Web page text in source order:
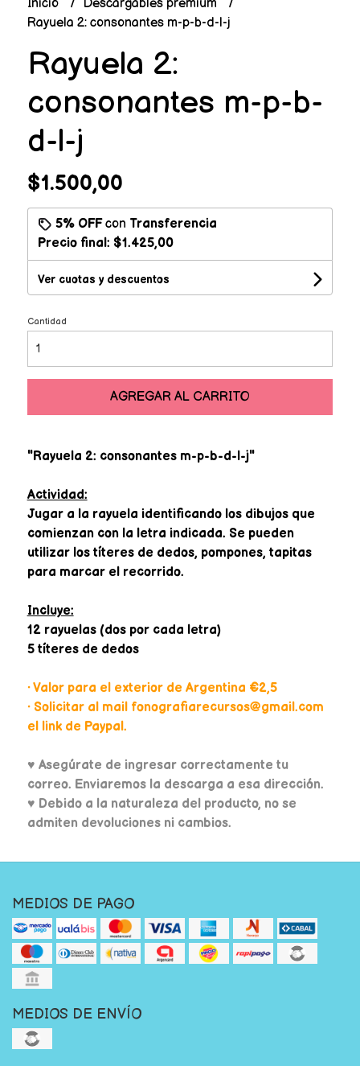
Inicio
Descargables premium
Rayuela 2: consonantes m-p-b-d-l-j
Rayuela 2:
consonantes m-p-b-
d-l-j
$1.500,00
5% OFFcon Transferencia
Precio final: $1.425,00
Ver cuotas y descuentos
Cantidad
AGREGAR AL CARRITO
"Rayuela 2: consonantes m-p-b-d-l-j"
Actividad:
Jugar a la rayuela identificando los dibujos que
comienzan con la letra indicada. Se pueden
utilizar los títeres de dedos, pompones, tapitas
para marcar el recorrido.
Incluye:
12 rayuelas (dos por cada letra)
5 títeres de dedos
• Valor para el exterior de Argentina €2,5
• Solicitar al mail fonografiarecursos@gmail.com
el link de Paypal.
♥ Asegúrate de ingresar correctamente tu
correo. Enviaremos la descarga a esa dirección.
♥ Debido a la naturaleza del producto, no se
admiten devoluciones ni cambios.
MEDIOS DE PAGO
MEDIOS DE ENVÍO